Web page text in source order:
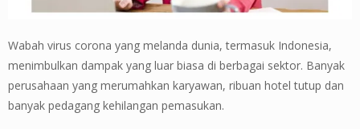
Wabah virus corona yang melanda dunia, termasuk Indonesia,
menimbulkan dampak yang luar biasa di berbagai sektor. Banyak
perusahaan yang merumahkan karyawan, ribuan hotel tutup dan
banyak pedagang kehilangan pemasukan.